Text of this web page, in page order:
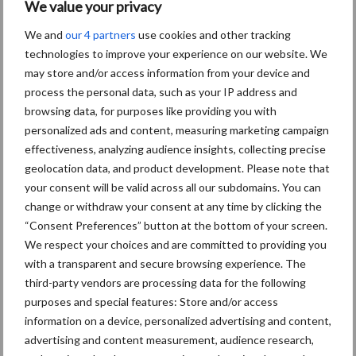
We value your privacy
We and our 4 partners use cookies and other tracking
technologies to improve your experience on our website. We
may store and/or access information from your device and
process the personal data, such as your IP address and
browsing data, for purposes like providing you with
personalized ads and content, measuring marketing campaign
effectiveness, analyzing audience insights, collecting precise
geolocation data, and product development. Please note that
your consent will be valid across all our subdomains. You can
change or withdraw your consent at any time by clicking the
“Consent Preferences” button at the bottom of your screen.
We respect your choices and are committed to providing you
with a transparent and secure browsing experience. The
third-party vendors are processing data for the following
purposes and special features: Store and/or access
information on a device, personalized advertising and content,
advertising and content measurement, audience research,
Themapagina's
Bemesting Gewas & ruwvoer Loonwerk
Beregening /
Irrigatie
Hakselen
Toon meer